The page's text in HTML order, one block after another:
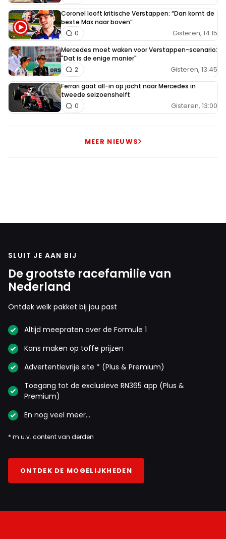
Coronel looft kritische Verstappen: “Dan komt de
beste Max naar boven”
Gisteren, 14:15
0
Mercedes moet waken voor Verstappen-scenario:
"Dat is de enige manier"
Gisteren, 13:45
2
Ferrari gaat all-in op jacht naar Mercedes in
tweede seizoenshelft
Gisteren, 13:00
0
MEER NIEUWS
SLUIT JE AAN BIJ
De grootste racefamilie van
Nederland
Ontdek welk pakket bij jou past
Altijd meepraten over de Formule 1
Kans maken op toffe prijzen
Advertentievrije site * (Plus & Premium)
Toegang tot de exclusieve RN365 app (Plus &
Premium)
En nog veel meer…
* m.u.v. content van derden
ONTDEK DE MOGELIJKHEDEN